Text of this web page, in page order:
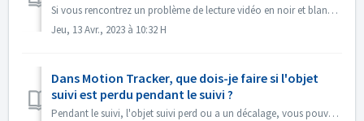
Si vous rencontrez un problème de lecture vidéo en noir et blanc, mais que l'exportation/la gravure se fait en couleur, veuillez mettre à jour le systèm...
Jeu, 13 Avr., 2023 à 10:32 H
Dans Motion Tracker, que dois-je faire si l'objet
suivi est perdu pendant le suivi ?
Pendant le suivi, l'objet suivi perd ou a un décalage, vous pouvez "arrêter le suivi" immédiatement, cliquer sur "Zoom avant" dans l...